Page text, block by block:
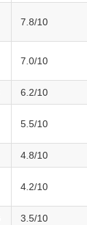
7.8/10
7.0/10
6.2/10
5.5/10
4.8/10
4.2/10
3.5/10